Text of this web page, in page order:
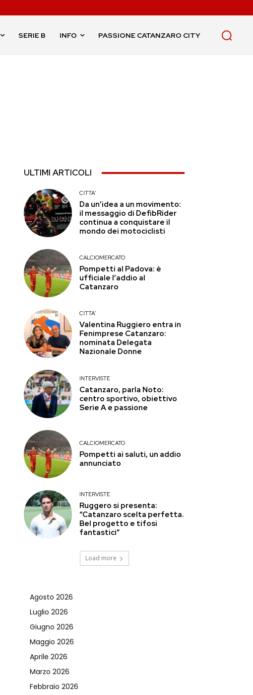
SERIE B INFO PASSIONE CATANZARO CITY
ULTIMI ARTICOLI
CITTA'
Da un’idea a un movimento:
il messaggio di DefibRider
continua a conquistare il
mondo dei motociclisti
CALCIOMERCATO
Pompetti al Padova: è
ufficiale l’addio al
Catanzaro
CITTA'
Valentina Ruggiero entra in
Fenimprese Catanzaro:
nominata Delegata
Nazionale Donne
INTERVISTE
Catanzaro, parla Noto:
centro sportivo, obiettivo
Serie A e passione
CALCIOMERCATO
Pompetti ai saluti, un addio
annunciato
INTERVISTE
Ruggero si presenta:
“Catanzaro scelta perfetta.
Bel progetto e tifosi
fantastici”
Load more
Agosto 2026
Luglio 2026
Giugno 2026
Maggio 2026
Aprile 2026
Marzo 2026
Febbraio 2026